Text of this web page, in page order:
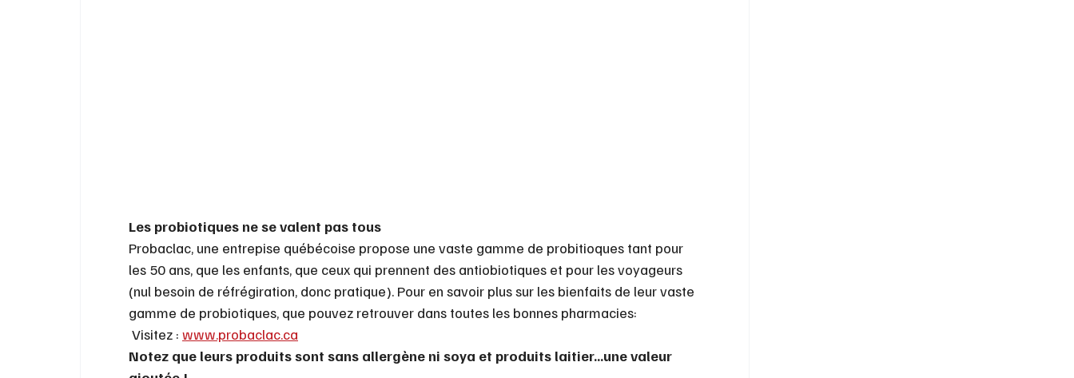
Les probiotiques ne se valent pas tous
Probaclac, une entrepise québécoise propose une vaste gamme de probitioques tant pour
les 50 ans, que les enfants, que ceux qui prennent des antiobiotiques et pour les voyageurs
(nul besoin de réfrégiration, donc pratique). Pour en savoir plus sur les bienfaits de leur vaste
gamme de probiotiques, que pouvez retrouver dans toutes les bonnes pharmacies:
Visitez : www.probaclac.ca
Notez que leurs produits sont sans allergène ni soya et produits laitier...une valeur